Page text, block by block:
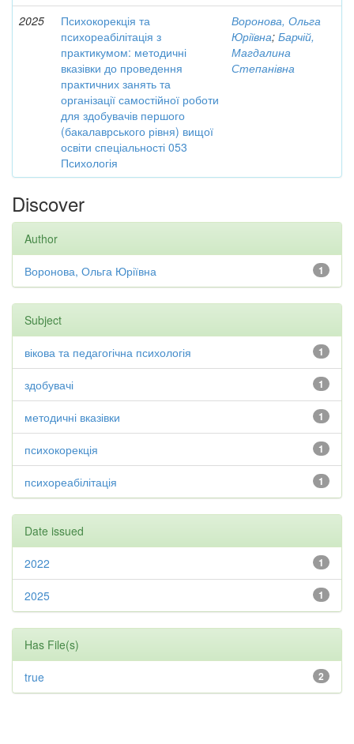
2025
Психокорекція та
психореабілітація з
практикумом: методичні
вказівки до проведення
практичних занять та
організації самостійної роботи
для здобувачів першого
(бакалаврського рівня) вищої
освіти спеціальності 053
Психологія
Воронова, Ольга
Юріївна; Барчій,
Магдалина
Степанівна
Discover
Author
1
Воронова, Ольга Юріївна
Subject
1
вікова та педагогічна психологія
1
здобувачі
1
методичні вказівки
1
психокорекція
1
психореабілітація
Date issued
1
2022
1
2025
Has File(s)
2
true